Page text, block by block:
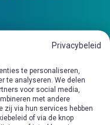
Privacybeleid
te personaliseren,
te analyseren. We delen
voor social media,
met andere
zij via hun services hebben
of via de knop